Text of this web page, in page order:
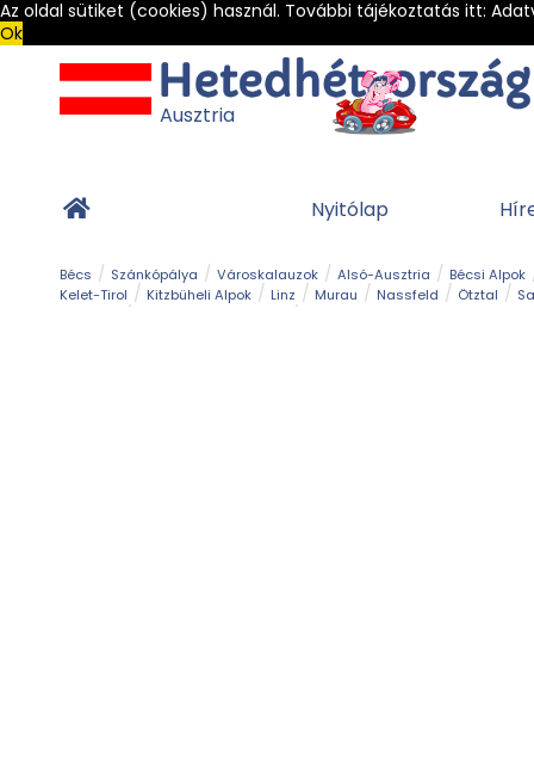
Az oldal sütiket (cookies) használ. További tájékoztatás itt:
Ok
Ausztria
Nyitólap
Bécs Szánkópálya Városkalauzok Alsó-Ausztria Bécsi Alpok
Kelet-Tirol
Kitzbüheli Alpok Linz Murau Nassfeld Ötztal